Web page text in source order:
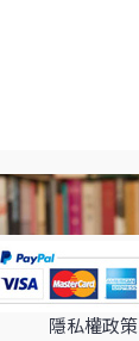
隱私權政策